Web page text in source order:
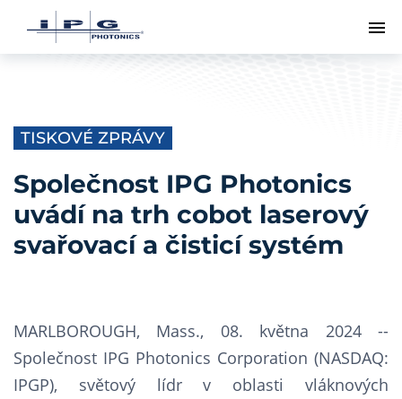
TISKOVÉ ZPRÁVY
Společnost IPG Photonics
uvádí na trh cobot laserový
svařovací a čisticí systém
MARLBOROUGH, Mass., 08. května 2024 --
Společnost IPG Photonics Corporation (NASDAQ:
IPGP), světový lídr v oblasti vláknových